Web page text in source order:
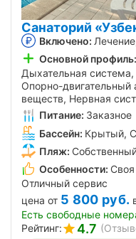
Санаторий
Включено:
Основной профиль:
Дыхательная
Опорно-двигательный
веществ, Нервная
Питание: Заказное
Бассейн: Крытый,
Пляж:
Особенности:
Отличный сервис
цена от 5 800 руб.
Есть свободные
Рейтинг:
4.7